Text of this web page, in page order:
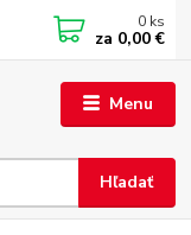
Menu
Hľadať
0 ks
za 0,00 €